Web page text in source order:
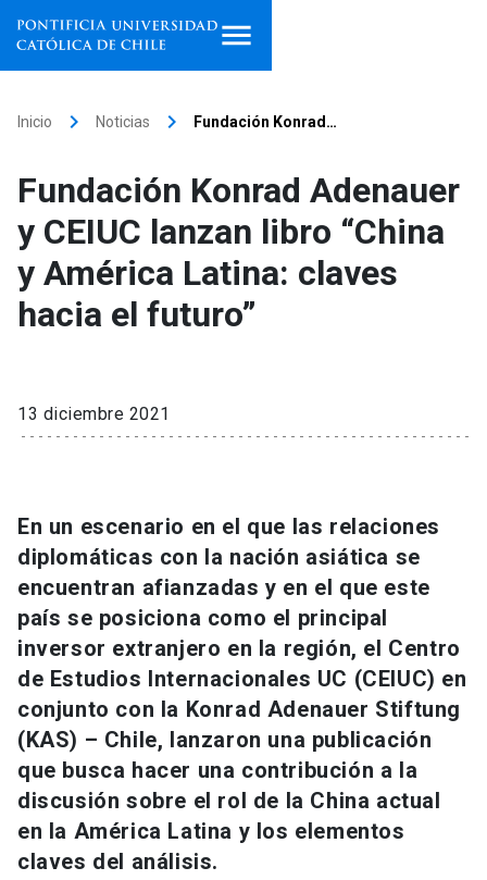
Facultades, escuelas e
institutos
Investigación
Información para keyboard_arrow_down
Futuros estudiantes
Estudiantes
Académicos
Personal
Alumni launch
Go to english site launch
ACCESOS DIRECTOS
Admisión launch
Mi Cuenta UC
Correo UC launch
Mi Portal UC launch
Inicio keyboard_arrow_right Noticias keyboard_arrow_right Fundación Konrad…
Fundación Konrad Adenauer
y CEIUC lanzan libro “China
y América Latina: claves
hacia el futuro”
13 diciembre 2021
En un escenario en el que las relaciones
diplomáticas con la nación asiática se
encuentran afianzadas y en el que este
país se posiciona como el principal
inversor extranjero en la región, el Centro
de Estudios Internacionales UC (CEIUC) en
conjunto con la Konrad Adenauer Stiftung
(KAS) – Chile, lanzaron una publicación
que busca hacer una contribución a la
discusión sobre el rol de la China actual
en la América Latina y los elementos
claves del análisis.